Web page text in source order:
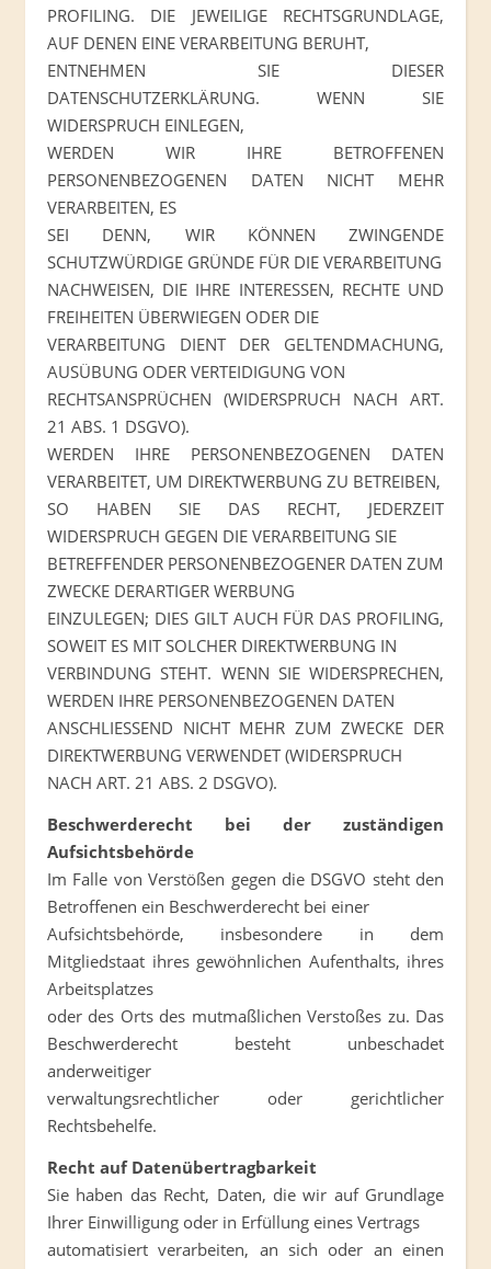
PROFILING. DIE JEWEILIGE RECHTSGRUNDLAGE,
AUF DENEN EINE VERARBEITUNG BERUHT,
ENTNEHMEN SIE DIESER
DATENSCHUTZERKLÄRUNG. WENN SIE
WIDERSPRUCH EINLEGEN,
WERDEN WIR IHRE BETROFFENEN
PERSONENBEZOGENEN DATEN NICHT MEHR
VERARBEITEN, ES
SEI DENN, WIR KÖNNEN ZWINGENDE
SCHUTZWÜRDIGE GRÜNDE FÜR DIE VERARBEITUNG
NACHWEISEN, DIE IHRE INTERESSEN, RECHTE UND
FREIHEITEN ÜBERWIEGEN ODER DIE
VERARBEITUNG DIENT DER GELTENDMACHUNG,
AUSÜBUNG ODER VERTEIDIGUNG VON
RECHTSANSPRÜCHEN (WIDERSPRUCH NACH ART.
21 ABS. 1 DSGVO).
WERDEN IHRE PERSONENBEZOGENEN DATEN
VERARBEITET, UM DIREKTWERBUNG ZU BETREIBEN,
SO HABEN SIE DAS RECHT, JEDERZEIT
WIDERSPRUCH GEGEN DIE VERARBEITUNG SIE
BETREFFENDER PERSONENBEZOGENER DATEN ZUM
ZWECKE DERARTIGER WERBUNG
EINZULEGEN; DIES GILT AUCH FÜR DAS PROFILING,
SOWEIT ES MIT SOLCHER DIREKTWERBUNG IN
VERBINDUNG STEHT. WENN SIE WIDERSPRECHEN,
WERDEN IHRE PERSONENBEZOGENEN DATEN
ANSCHLIESSEND NICHT MEHR ZUM ZWECKE DER
DIREKTWERBUNG VERWENDET (WIDERSPRUCH
NACH ART. 21 ABS. 2 DSGVO).
Beschwerderecht bei der zuständigen
Aufsichtsbehörde
Im Falle von Verstößen gegen die DSGVO steht den
Betroffenen ein Beschwerderecht bei einer
Aufsichtsbehörde, insbesondere in dem
Mitgliedstaat ihres gewöhnlichen Aufenthalts, ihres
Arbeitsplatzes
oder des Orts des mutmaßlichen Verstoßes zu. Das
Beschwerderecht besteht unbeschadet
anderweitiger
verwaltungsrechtlicher oder gerichtlicher
Rechtsbehelfe.
Recht auf Datenübertragbarkeit
Sie haben das Recht, Daten, die wir auf Grundlage
Ihrer Einwilligung oder in Erfüllung eines Vertrags
automatisiert verarbeiten, an sich oder an einen